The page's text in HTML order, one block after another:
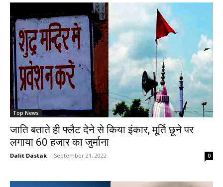
Top News
जाति बताते ही फ्लैट देने से किया इंकार, मू्र्ति छूने पर
लगाया 60 हजार का जुर्माना
Dalit Dastak - September 21, 2022 0